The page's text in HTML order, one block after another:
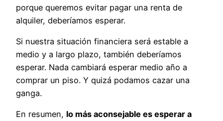
porque queremos evitar pagar una renta de
alquiler, deberíamos esperar.
Si nuestra situación financiera será estable a
medio y a largo plazo, también deberíamos
esperar. Nada cambiará esperar medio año a
comprar un piso. Y quizá podamos cazar una
ganga.
En resumen, lo más aconsejable es esperar a